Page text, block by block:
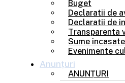
Buget
Declaratii de
Declaratii de
Transparenta
Sume
Evenimente
Anunțuri
ANUNȚURI